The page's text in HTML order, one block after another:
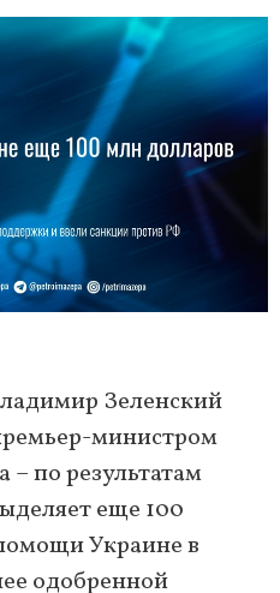
Зеленский
министром
по результатам
еще 100
Украине в
одобренной